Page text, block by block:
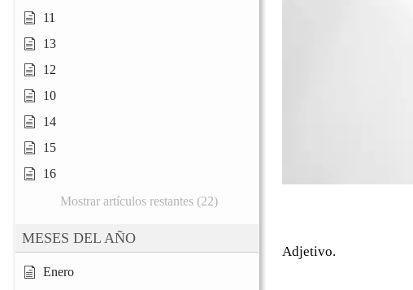
11
13
12
10
14
15
16
Mostrar artículos restantes (22)
MESES DEL AÑO
Enero
Adjetivo.